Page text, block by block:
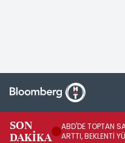
SON
DAKİKA
ABD'DE TOPTAN
ARTTI, BEKLENTİ